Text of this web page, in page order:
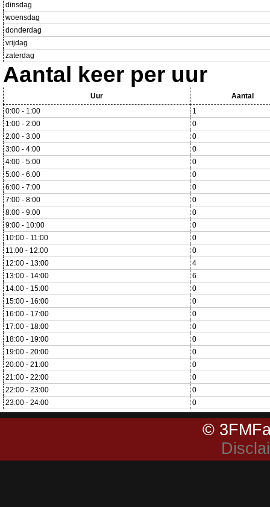
dinsdag
woensdag
donderdag
vrijdag
zaterdag
Aantal keer per uur
Uur
Aantal
0:00 - 1:00
1
1:00 - 2:00
0
2:00 - 3:00
0
3:00 - 4:00
0
4:00 - 5:00
0
5:00 - 6:00
0
6:00 - 7:00
0
7:00 - 8:00
0
8:00 - 9:00
0
9:00 - 10:00
0
10:00 - 11:00
0
11:00 - 12:00
0
12:00 - 13:00
4
13:00 - 14:00
6
14:00 - 15:00
0
15:00 - 16:00
0
16:00 - 17:00
0
17:00 - 18:00
0
18:00 - 19:00
0
19:00 - 20:00
0
20:00 - 21:00
0
21:00 - 22:00
0
22:00 - 23:00
0
23:00 - 24:00
0
©